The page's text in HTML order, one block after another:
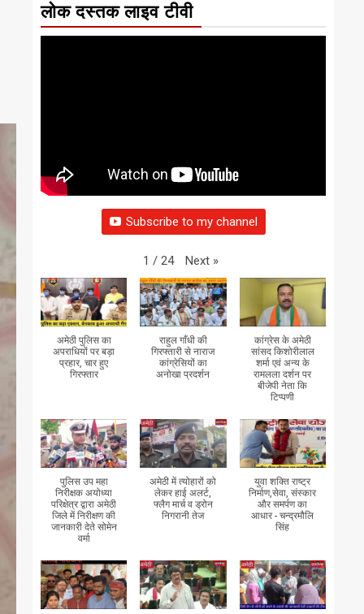
लोक दस्तक लाइव टीवी
Subscribe to my channel
1 / 24 Next »
अमेठी पुलिस का
अपराधियों पर बड़ा
प्रहार, चार हुए
गिरफ्तार
राहुल गाँधी की
गिरफ्तारी से नाराज
कांग्रेसियों का
अनोखा प्रदर्शन
कांग्रेस के अमेठी
सांसद किशोरीलाल
शर्मा एवं अन्य के
रामलला दर्शन पर
बीजेपी नेता कि
टिप्पणी
पुलिस उप महा
निरीक्षक अयोध्या
परिक्षेत्र द्वारा अमेठी
जिले में निरीक्षण की
जानकारी देते सोमेन
वर्मा
अमेठी में त्योहारों को
लेकर हाई अलर्ट,
फ्लैग मार्च व ड्रोन
निगरानी तेज
युवा शक्ति राष्ट्र
निर्माण,सेवा, संस्कार
और समर्पण का
आधार - चन्द्रमौलि
सिंह